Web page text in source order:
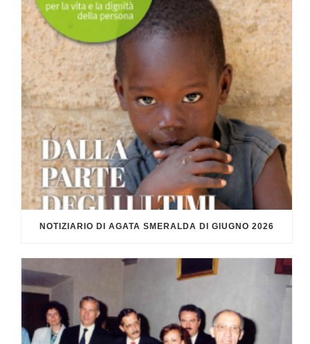
NOTIZIARIO DI AGATA SMERALDA DI GIUGNO 2026